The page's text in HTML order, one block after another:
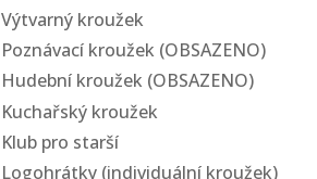
Výtvarný kroužek
Poznávací kroužek (OBSAZENO)
Hudební kroužek (OBSAZENO)
Kuchařský kroužek
Klub pro starší
Logohrátky (individuální kroužek)